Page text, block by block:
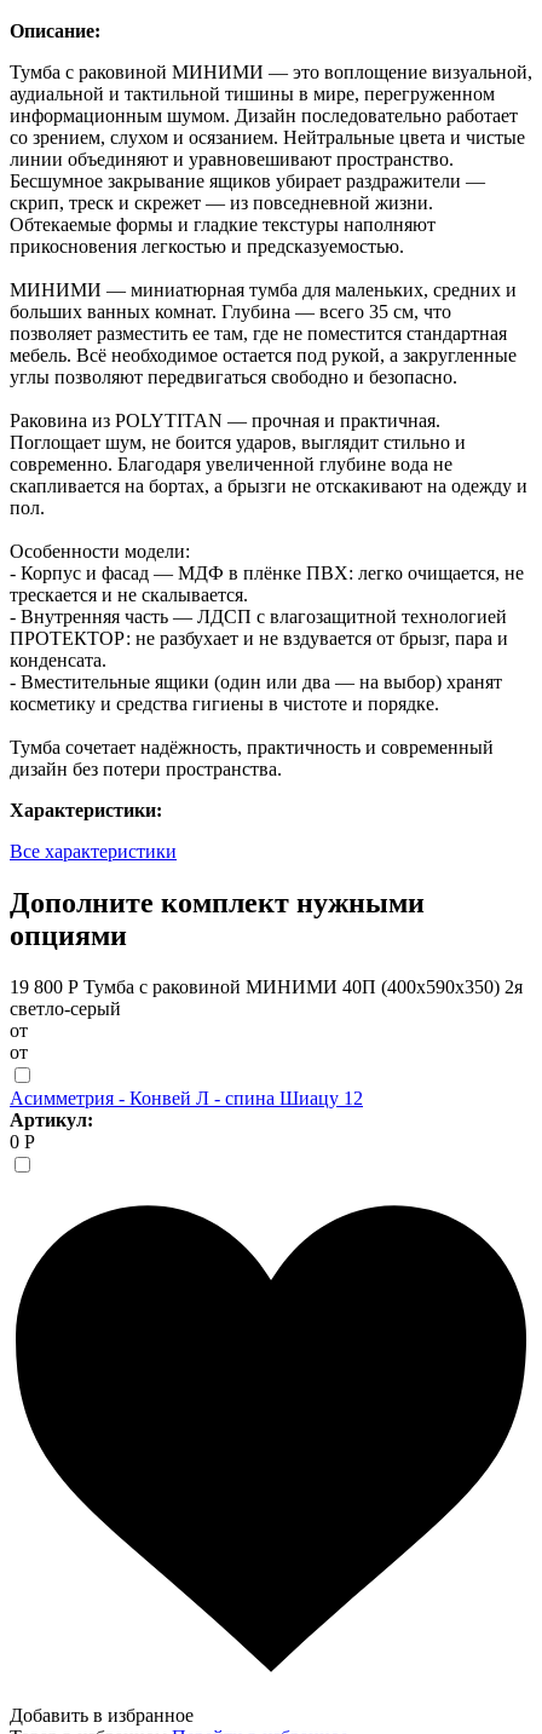
Описание:
Тумба с раковиной МИНИМИ — это воплощение визуальной,
аудиальной и тактильной тишины в мире, перегруженном
информационным шумом. Дизайн последовательно работает
со зрением, слухом и осязанием. Нейтральные цвета и чистые
линии объединяют и уравновешивают пространство.
Бесшумное закрывание ящиков убирает раздражители —
скрип, треск и скрежет — из повседневной жизни.
Обтекаемые формы и гладкие текстуры наполняют
прикосновения легкостью и предсказуемостью.
МИНИМИ — миниатюрная тумба для маленьких, средних и
больших ванных комнат. Глубина — всего 35 см, что
позволяет разместить ее там, где не поместится стандартная
мебель. Всё необходимое остается под рукой, а закругленные
углы позволяют передвигаться свободно и безопасно.
Раковина из POLYTITAN — прочная и практичная.
Поглощает шум, не боится ударов, выглядит стильно и
современно. Благодаря увеличенной глубине вода не
скапливается на бортах, а брызги не отскакивают на одежду и
пол.
Особенности модели:
- Корпус и фасад — МДФ в плёнке ПВХ: легко очищается, не
трескается и не скалывается.
- Внутренняя часть — ЛДСП с влагозащитной технологией
ПРОТЕКТОР: не разбухает и не вздувается от брызг, пара и
конденсата.
- Вместительные ящики (один или два — на выбор) хранят
косметику и средства гигиены в чистоте и порядке.
Тумба сочетает надёжность, практичность и современный
дизайн без потери пространства.
Характеристики:
Все характеристики
Дополните комплект нужными
опциями
19 800 Р Тумба с раковиной МИНИМИ 40П (400x590x350) 2я
светло-серый
от
от
Асимметрия - Конвей Л - спина Шиацу 12
Артикул:
0 Р
Добавить в избранное